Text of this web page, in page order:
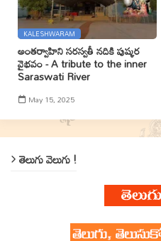
KALESHWARAM
అంతర్వాహిని సరస్వతీ నదికి పుష్కర
వైభవం - A tribute to the inner
Saraswati River
May 15, 2025
తెలుగు వెలుగు !